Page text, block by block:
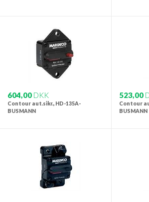
604,00 DKK
Contour aut.sikr., HD-135A-
BUSMANN
523,00
Contour
BUSMANN